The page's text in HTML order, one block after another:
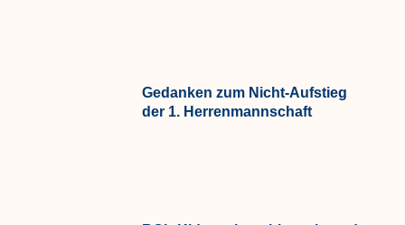
Gedanken zum Nicht-Aufstieg
der 1. Herrenmannschaft